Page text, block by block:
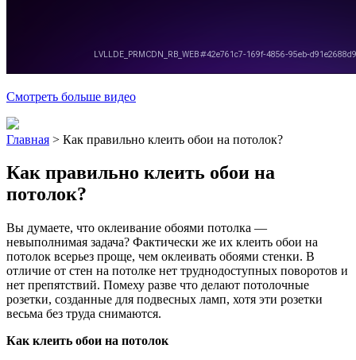
Смотреть больше видео
Главная > Как правильно клеить обои на потолок?
Как правильно клеить обои на
потолок?
Вы думаете, что оклеивание обоями потолка —
невыполнимая задача? Фактически же их клеить обои на
потолок всерьез проще, чем оклеивать обоями стенки. В
отличие от стен на потолке нет труднодоступных поворотов и
нет препятствий. Помеху разве что делают потолочные
розетки, созданные для подвесных ламп, хотя эти розетки
весьма без труда снимаются.
Как клеить обои на потолок